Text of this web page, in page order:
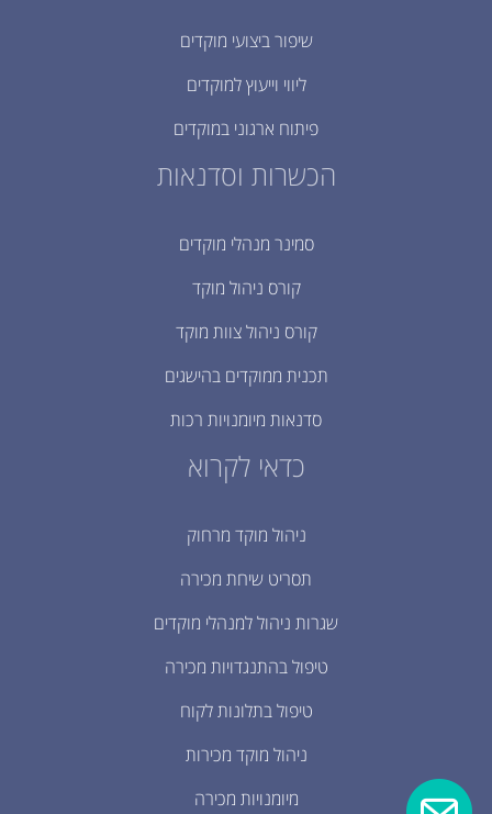
שיפור ביצועי מוקדים
ליווי וייעוץ למוקדים
פיתוח ארגוני במוקדים
הכשרות וסדנאות
סמינר מנהלי מוקדים
קורס ניהול מוקד
קורס ניהול צוות מוקד
תכנית ממוקדים בהישגים
סדנאות מיומנויות רכות
כדאי לקרוא
ניהול מוקד מרחוק
תסריט שיחת מכירה
שגרות ניהול למנהלי מוקדים
טיפול בהתנגדויות מכירה
טיפול בתלונות לקוח
ניהול מוקד מכירות
מיומנויות מכירה